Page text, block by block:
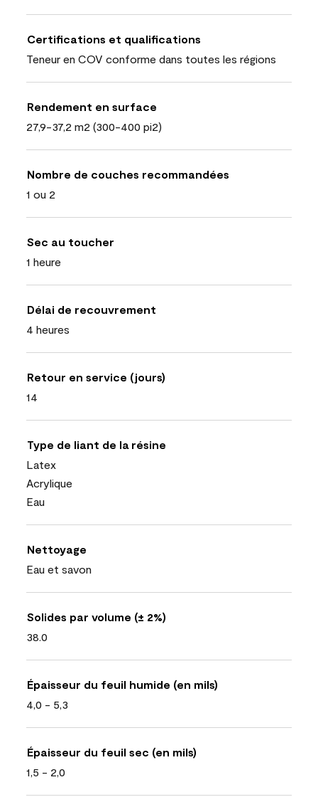
Certifications et qualifications
Teneur en COV conforme dans toutes les régions
Rendement en surface
27,9-37,2 m2 (300-400 pi2)
Nombre de couches recommandées
1 ou 2
Sec au toucher
1 heure
Délai de recouvrement
4 heures
Retour en service (jours)
14
Type de liant de la résine
Latex
Acrylique
Eau
Nettoyage
Eau et savon
Solides par volume (± 2%)
38.0
Épaisseur du feuil humide (en mils)
4,0 - 5,3
Épaisseur du feuil sec (en mils)
1,5 - 2,0